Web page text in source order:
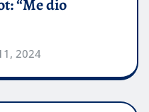
“Me dio
2024